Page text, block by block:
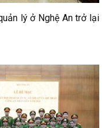
lý ở Nghệ An trở lại